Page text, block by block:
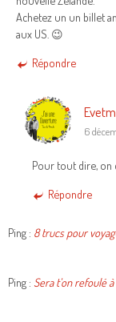
Achetez un un billet
aux US. 😉
Répondre
6
Pour tout dire, on
Répondre
Ping : 8 trucs pour
Ping : Sera t’on refoulé